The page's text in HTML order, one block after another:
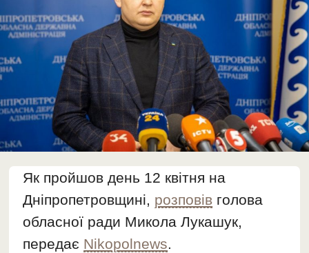
Як пройшов день 12 квітня на
Дніпропетровщині, розповів голова
обласної ради Микола Лукашук,
передає Nikopolnews.